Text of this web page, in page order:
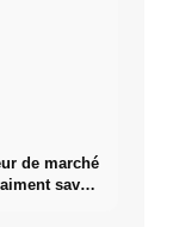
de marché
savoir